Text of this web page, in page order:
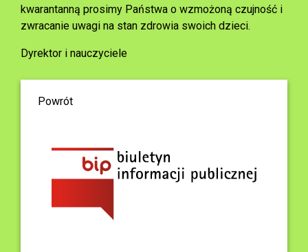
kwarantanną prosimy Państwa o wzmożoną czujność i
zwracanie uwagi na stan zdrowia swoich dzieci.
Dyrektor i nauczyciele
Powrót